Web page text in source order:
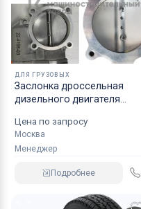
ДЛЯ ГРУЗОВЫХ
Заслонка дроссельная
дизельного двигателя
Цена по запросу
Москва
Менеджер
Подробнее